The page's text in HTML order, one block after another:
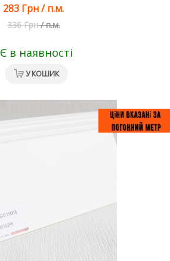
283 Грн/п.м.
336 Грн /п.м.
Є в наявності
У КОШИК